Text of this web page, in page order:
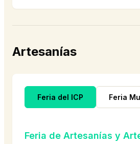
Artesanías
Feria del ICP Feria
Feria de Artesanías y